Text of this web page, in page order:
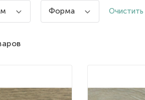
Форма Очистить